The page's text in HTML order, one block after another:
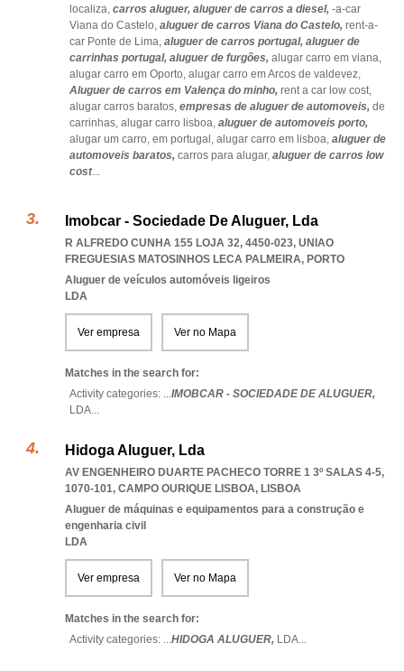
localiza, carros aluguer, aluguer de carros a diesel, -a-car
Viana do Castelo, aluguer de carros Viana do Castelo, rent-a-
car Ponte de Lima, aluguer de carros portugal, aluguer de
carrinhas portugal, aluguer de furgões, alugar carro em viana,
alugar carro em Oporto, alugar carro em Arcos de valdevez,
Aluguer de carros em Valença do minho, rent a car low cost,
alugar carros baratos, empresas de aluguer de automoveis, de
carrinhas, alugar carro lisboa, aluguer de automoveis porto,
alugar um carro, em portugal, alugar carro em lisboa, aluguer de
automoveis baratos, carros para alugar, aluguer de carros low
cost...
Imobcar - Sociedade De Aluguer, Lda
R ALFREDO CUNHA 155 LOJA 32, 4450-023, UNIAO
FREGUESIAS MATOSINHOS LECA PALMEIRA, PORTO
Aluguer de veículos automóveis ligeiros
LDA
Ver empresa Ver no Mapa
Matches in the search for:
Activity categories: ...IMOBCAR - SOCIEDADE DE ALUGUER,
LDA...
Hidoga Aluguer, Lda
AV ENGENHEIRO DUARTE PACHECO TORRE 1 3º SALAS 4-5,
1070-101, CAMPO OURIQUE LISBOA, LISBOA
Aluguer de máquinas e equipamentos para a construção e
engenharia civil
LDA
Ver empresa Ver no Mapa
Matches in the search for:
Activity categories: ...HIDOGA ALUGUER, LDA...